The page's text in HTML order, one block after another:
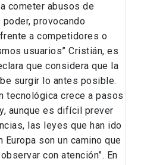
cometer abusos de
provocando
a competidores o
usuarios” Cristián, es
que considera que la
surgir lo antes posible.
tecnológica crece a pasos
aunque es difícil prever
las leyes que han ido
Europa son un camino que
con atención”. En